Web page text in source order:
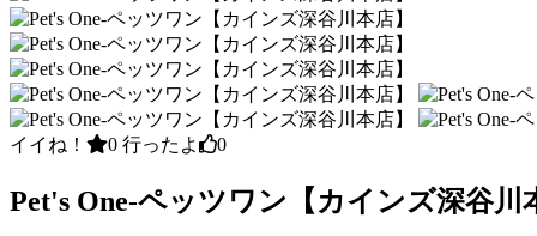
イイね！ 0 行ったよ 0
Pet's One-ペッツワン【カインズ深谷川